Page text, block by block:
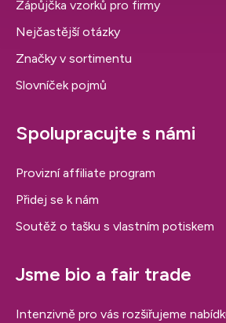
Zápůjčka vzorků pro firmy
Nejčastější otázky
Značky v sortimentu
Slovníček pojmů
Spolupracujte s námi
Provizní affiliate program
Přidej se k nám
Soutěž o tašku s vlastním potiskem
Jsme bio a fair trade
Intenzivně pro vás rozšiřujeme